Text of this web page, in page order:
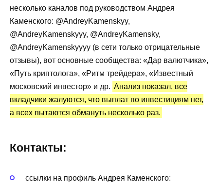
несколько каналов под руководством Андрея
Каменского: @AndreyKamenskyy,
@AndreyKamenskyyy, @AndreyKamensky,
@AndreyKamenskyyyy (в сети только отрицательные
отзывы), вот основные сообщества: «Дар валютчика»,
«Путь криптолога», «Ритм трейдера», «Известный
московский инвестор» и др. Анализ показал, все
вкладчики жалуются, что выплат по инвестициям нет,
а всех пытаются обмануть несколько раз.
Контакты:
ссылки на профиль Андрея Каменского: